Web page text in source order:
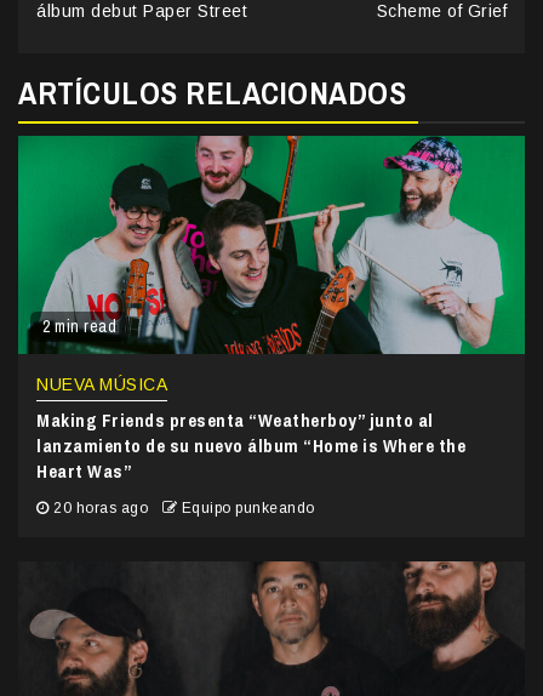
álbum debut Paper Street
Scheme of Grief
ARTÍCULOS RELACIONADOS
2 min read
NUEVA MÚSICA
Making Friends presenta “Weatherboy” junto al
lanzamiento de su nuevo álbum “Home is Where the
Heart Was”
20 horas ago Equipo punkeando